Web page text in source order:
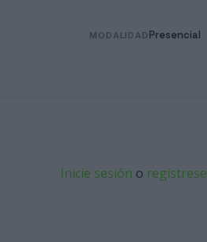
MODALIDAD Presencial
Inicie sesión o regístrese